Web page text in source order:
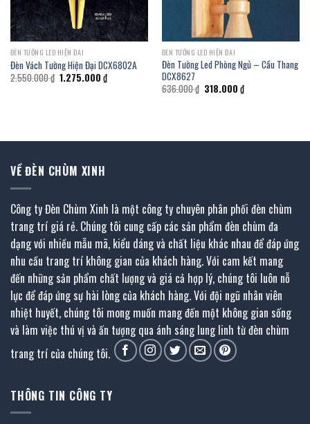
ĐÈN TƯỜNG LED HIỆN ĐAI
Đèn Vách Tường Hiện Đại DCX6802A
2.550.000₫ Giá
gốc
1.275.000 ₫Giá
hiện
ĐÈN TƯỜNG LED HIỆN ĐAI
Đèn Tường Led Phòng Ngủ – Cầu Thang
DCX8627
636.000₫ Giá
gốc
318.000 ₫Giá
hiện
VỀ ĐÈN CHÙM XINH
Công ty Đèn Chùm Xinh là một công ty chuyên phân phối đèn chùm
trang trí giá rẻ. Chúng tôi cung cấp các sản phẩm đèn chùm đa
dạng với nhiều mẫu mã, kiểu dáng và chất liệu khác nhau để đáp ứng
nhu cầu trang trí không gian của khách hàng. Với cam kết mang
đến những sản phẩm chất lượng và giá cả hợp lý, chúng tôi luôn nỗ
lực để đáp ứng sự hài lòng của khách hàng. Với đội ngũ nhân viên
nhiệt huyết, chúng tôi mong muốn mang đến một không gian sống
và làm việc thú vị và ấn tượng qua ánh sáng lung linh từ đèn chùm
trang trí của chúng tôi.
THÔNG TIN CÔNG TY